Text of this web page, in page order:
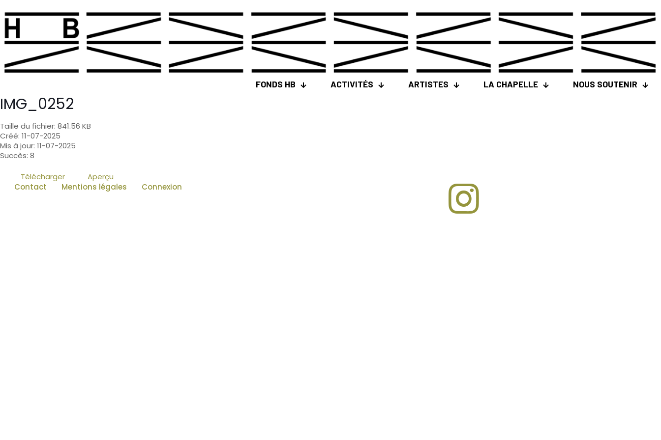
FONDS HB ACTIVITÉS ARTISTES LA CHAPELLE NOUS SOUTENIR
IMG_0252
Taille du fichier: 841.56 KB
Créé: 11-07-2025
Mis à jour: 11-07-2025
Succès: 8
Télécharger
Aperçu
Contact
Mentions légales Connexion